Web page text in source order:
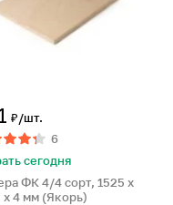
₽/шт.
6
сегодня
ФК 4/4 сорт, 1525 x
x 4 мм (Якорь)